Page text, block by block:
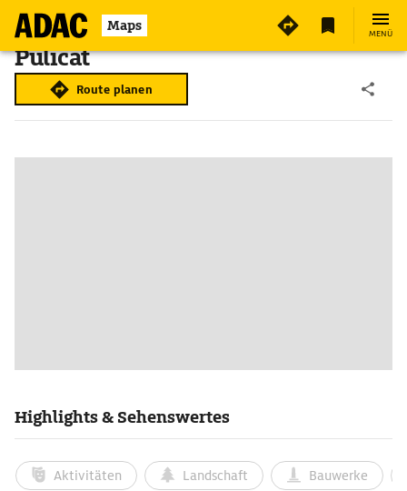
Maps MENÜ
Pulicat
Route planen
Highlights & Sehenswertes
Aktivitäten Landschaft Bauwerke